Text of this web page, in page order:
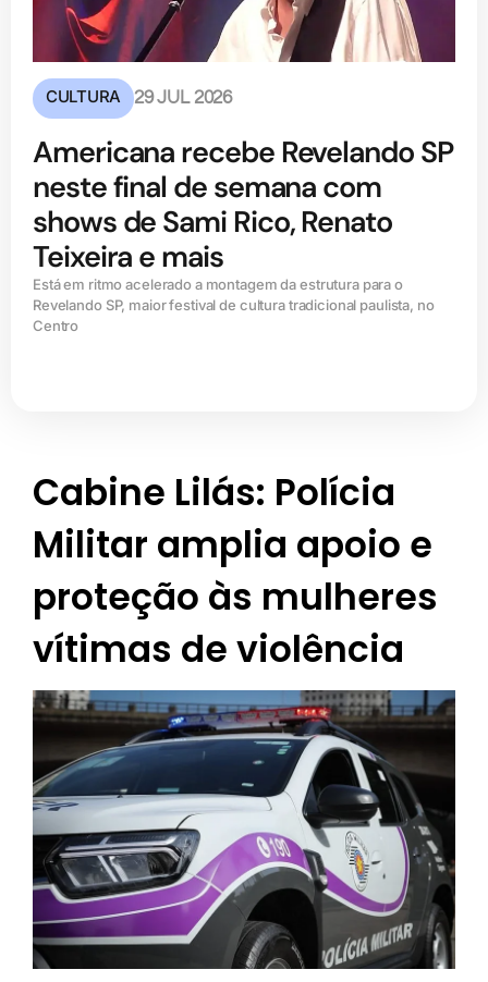
CULTURA 29 JUL 2026
Americana recebe Revelando SP
neste final de semana com
shows de Sami Rico, Renato
Teixeira e mais
Está em ritmo acelerado a montagem da estrutura para o
Revelando SP, maior festival de cultura tradicional paulista, no
Centro
Cabine Lilás: Polícia
Militar amplia apoio e
proteção às mulheres
vítimas de violência